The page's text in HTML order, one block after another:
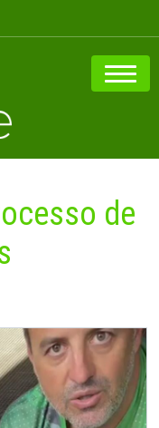
de